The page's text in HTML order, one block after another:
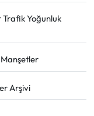
Trafik Yoğunluk
Arşivi